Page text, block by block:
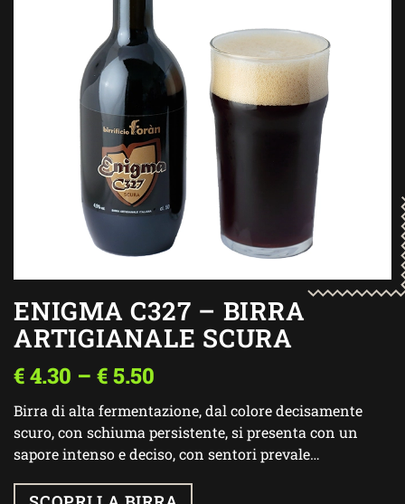
ENIGMA C327 – BIRRA
ARTIGIANALE SCURA
€4.30 – €5.50
Birra di alta fermentazione, dal colore decisamente
scuro, con schiuma persistente, si presenta con un
sapore intenso e deciso, con sentori prevale…